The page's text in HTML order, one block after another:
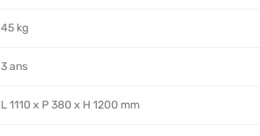
45 kg
3 ans
L 1110 x P 380 x H 1200 mm